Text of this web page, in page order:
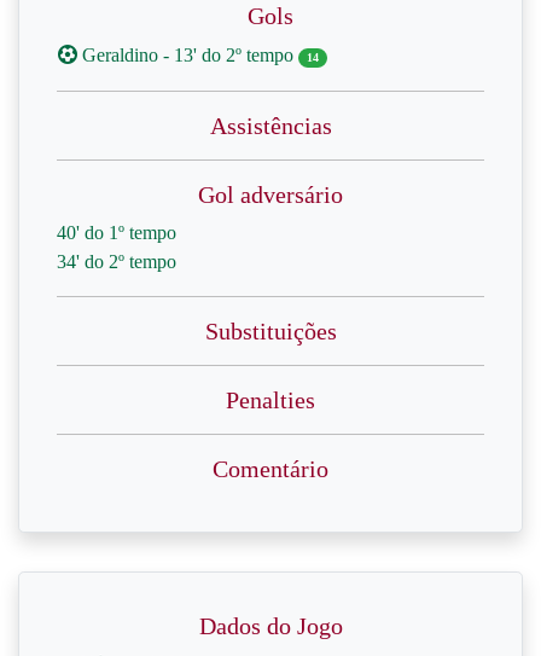
Gols
Geraldino - 13' do 2º tempo 14
Assistências
Gol adversário
40' do 1º tempo
34' do 2º tempo
Substituições
Penalties
Comentário
Dados do Jogo